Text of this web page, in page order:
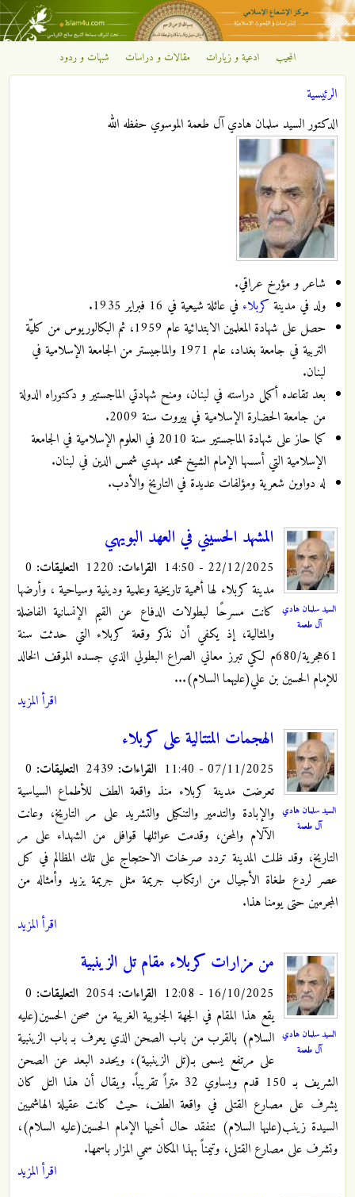
تجاوز إلى المحتوى الرئيسي
مركز
الإشعاع
الإسلامي
المجيب ادعية و زيارات مقالات و دراسات شبهات و ردود
أنت هنا
الرئيسية
الدكتور السيد سلمان هادي آل طعمة الموسوي حفظه الله
شاعر و مؤرخ عراقي.
ولد في مدينة كربلاء في عائلة شيعية في 16 فبراير 1935.
حصل على شهادة المعلمين الابتدائية عام 1959، ثم البكالوريوس من كليّة
التربية في جامعة بغداد، عام 1971 والماجيستر من الجامعة الإسلامية في
لبنان.
بعد تقاعده أكمل دراسته في لبنان، ومنح شهادتي الماجستير و دكتوراه الدولة
من جامعة الحضارة الإسلامية في بيروت سنة 2009.
كما حاز على شهادة الماجستير سنة 2010 في العلوم الإسلامية في الجامعة
الإسلامية التي أسسها الإمام الشيخ محمد مهدي شمس الدين في لبنان.
له دواوين شعرية ومؤلفات عديدة في التاريخ والأدب.
السيد سلمان هادي
آل طعمة
المشهد الحسيني في العهد البويهي
22/12/2025 - 14:50 القراءات: التعليقات:
مدينة كربلاء لها أهمية تاريخية وعلمية ودينية وسياحية ، وأرضها
كانت مسرحًا لبطولات الدفاع عن القيم الإنسانية الفاضلة
والمثالية، إذ يكفي أن نذكر وقعة كربلاء التي حدثت سنة
61هجرية/680م لكي تبرز معاني الصراع البطولي الذي جسده الموقف الخالد
للإمام الحسين بن علي(عليهما السلام)...
اقرأ المزيد
السيد سلمان هادي
آل طعمة
الهجمات المتتالية على كربلاء
07/11/2025 - 11:40 القراءات: التعليقات:
تعرضت مدينة كربلاء منذ واقعة الطف للأطماع السياسية
والإبادة والتدمير والتنكيل والتشريد على مر التاريخ، وعانت
الآلام والمحن، وقدمت عوائلها قوافل من الشهداء على مر
التاريخ، وقد ظلت المدينة تردد صرخات الاحتجاج على تلك المظالم في كل
عصر لردع طغاة الأجيال من ارتكاب جريمة مثل جريمة يزيد وأمثاله من
المجرمين حتى يومنا هذا.
اقرأ المزيد
السيد سلمان هادي
آل طعمة
من مزارات كربلاء مقام تل الزينبية
16/10/2025 - 12:08 القراءات: التعليقات:
يقع هذا المقام في الجهة الجنوبية الغربية من صحن الحسين(عليه
السلام) بالقرب من باب الصحن الذي يعرف بـ باب الزينبية
على مرتفع يسمى بـ(تل الزينبية)، ويحدد البعد عن الصحن
الشريف بـ 150 قدم ويساوي 32 متراً تقريباً. ويقال أن هذا التل كان
يشرف على مصارع القتلى في واقعة الطف، حيث كانت عقيلة الهاشميين
السيدة زينب(عليها السلام) تتفقد حال أخيها الإمام الحسين(عليه السلام)،
وتشرف على مصارع القتلى، وتيمناً بهذا المكان سمي المزار باسمها.
اقرأ المزيد